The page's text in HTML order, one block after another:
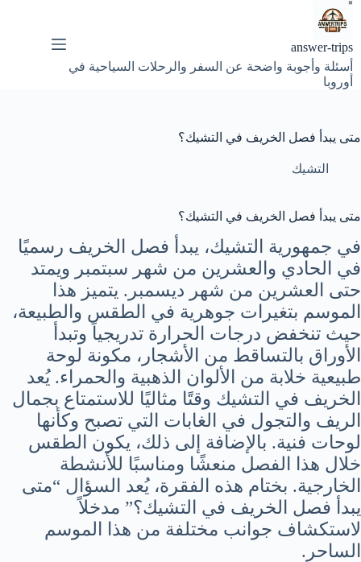
التجاوز
إلى
answer-trips
أسئلة وأجوبة واضحة عن السفر والرحلات السياحية في
أوروبا
متى يبدأ فصل الخريف في التشيك؟
التشيك
متى يبدأ فصل الخريف في التشيك؟
في جمهورية التشيك، يبدأ فصل الخريف رسميًا
في الحادي والعشرين من شهر سبتمبر ويمتد
حتى العشرين من شهر ديسمبر. يتميز هذا
الموسم بتغيرات جوهرية في الطقس والطبيعة،
حيث تنخفض درجات الحرارة تدريجياً وتبدأ
الأوراق بالتساقط من الأشجار، مكونة لوحة
طبيعية خلابة من الألوان الذهبية والحمراء. يُعد
الخريف في التشيك وقتًا مثاليًا للاستمتاع بجمال
الريف والتجول في الغابات التي تصبح وكأنها
لوحات فنية. بالإضافة إلى ذلك، يكون الطقس
خلال هذا الفصل منعشًا ومناسبًا للأنشطة
الخارجية. بختام هذه الفقرة، يُعد السؤال “متى
يبدأ فصل الخريف في التشيك؟” مدخلاً
لاستكشاف جوانب مختلفة من هذا الموسم
الساحر.